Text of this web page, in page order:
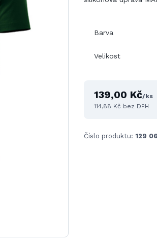
Barva
Velikost
139,00 Kč/ks
114,88 Kč bez DPH
Číslo produktu: 129 06